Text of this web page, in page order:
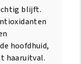
blijft.
hoofdhuid,
haaruitval.